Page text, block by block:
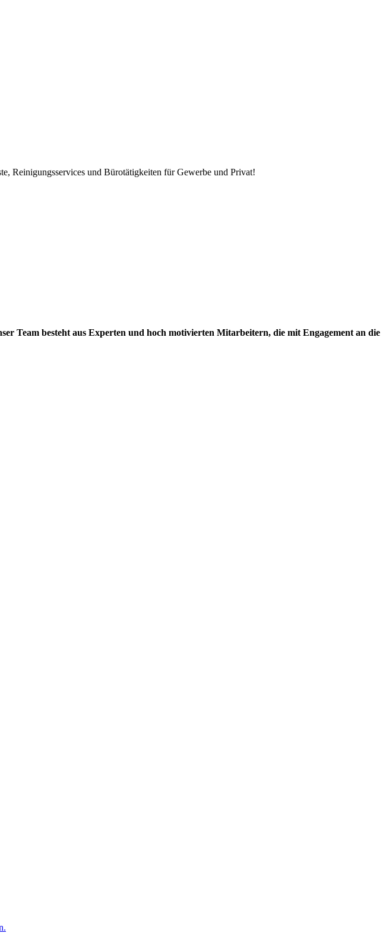
Reinigungsservices und Bürotätigkeiten für Gewerbe und Privat!
Team besteht aus Experten und hoch motivierten Mitarbeitern, die mit Engagement an die